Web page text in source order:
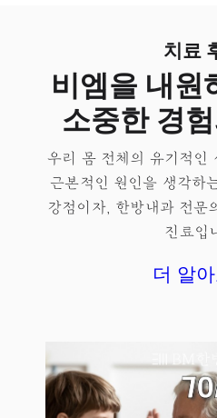
치료
비엠을 내원
소중한 경
우리 몸 전체의 유기적인
근본적인 원인을 생각하
강점이자, 한방내과 전문
진료입
더 알